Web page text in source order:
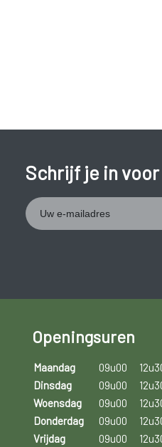
Schrijf je in
Openingsuren
Maandag 09u00
Dinsdag
09u00
Woensdag
09u00
Donderdag
09u00
Vrijdag
09u00